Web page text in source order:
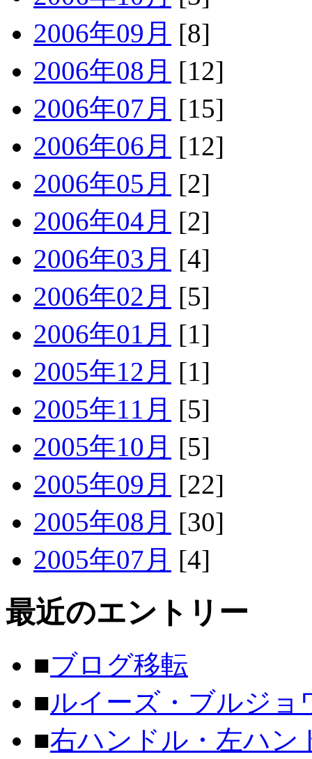
2006年09月 [8]
2006年08月 [12]
2006年07月 [15]
2006年06月 [12]
2006年05月 [2]
2006年04月 [2]
2006年03月 [4]
2006年02月 [5]
2006年01月 [1]
2005年12月 [1]
2005年11月 [5]
2005年10月 [5]
2005年09月 [22]
2005年08月 [30]
2005年07月 [4]
最近のエントリー
■ブログ移転
■ルイーズ・ブルジョ
■右ハンドル・左ハン